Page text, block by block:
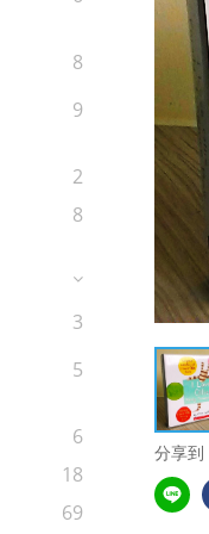
8
9
2
8
3
5
6
18
69
分享到